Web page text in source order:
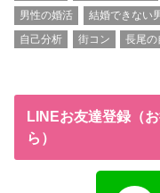
男性の婚活
結婚できない
自己分析
街コン 長尾の
LINEお友達登録（
ら）